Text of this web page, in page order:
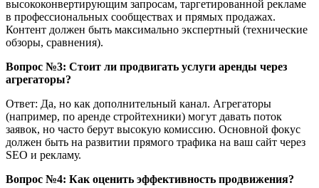
высококонвертирующим запросам, таргетированной рекламе
в профессиональных сообществах и прямых продажах.
Контент должен быть максимально экспертный (технические
обзоры, сравнения).
Вопрос №3: Стоит ли продвигать услуги аренды через
агрегаторы?
Ответ: Да, но как дополнительный канал. Агрегаторы
(например, по аренде стройтехники) могут давать поток
заявок, но часто берут высокую комиссию. Основной фокус
должен быть на развитии прямого трафика на ваш сайт через
SEO и рекламу.
Вопрос №4: Как оценить эффективность продвижения?